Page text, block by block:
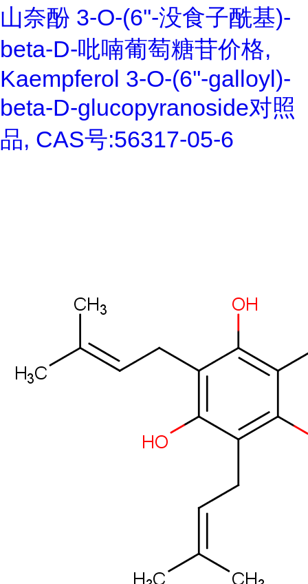
山奈酚 3-O-(6''-没食子酰基)-
beta-D-吡喃葡萄糖苷价格,
Kaempferol 3-O-(6''-galloyl)-
beta-D-glucopyranoside对照
品, CAS号:56317-05-6